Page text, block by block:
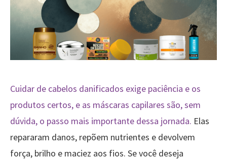
Cuidar de cabelos danificados exige paciência e os
produtos certos, e as máscaras capilares são, sem
dúvida, o passo mais importante dessa jornada. Elas
repararam danos, repõem nutrientes e devolvem
força, brilho e maciez aos fios. Se você deseja